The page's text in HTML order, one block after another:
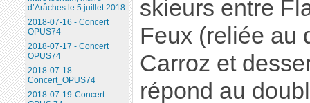
skieurs entre
Feux (reliée au
Carroz et
répond au
d’Arâches le 5 juillet 2018
2018-07-16 - Concert
OPUS74
2018-07-17 - Concert
OPUS74
2018-07-18 -
Concert_OPUS74
2018-07-19-Concert